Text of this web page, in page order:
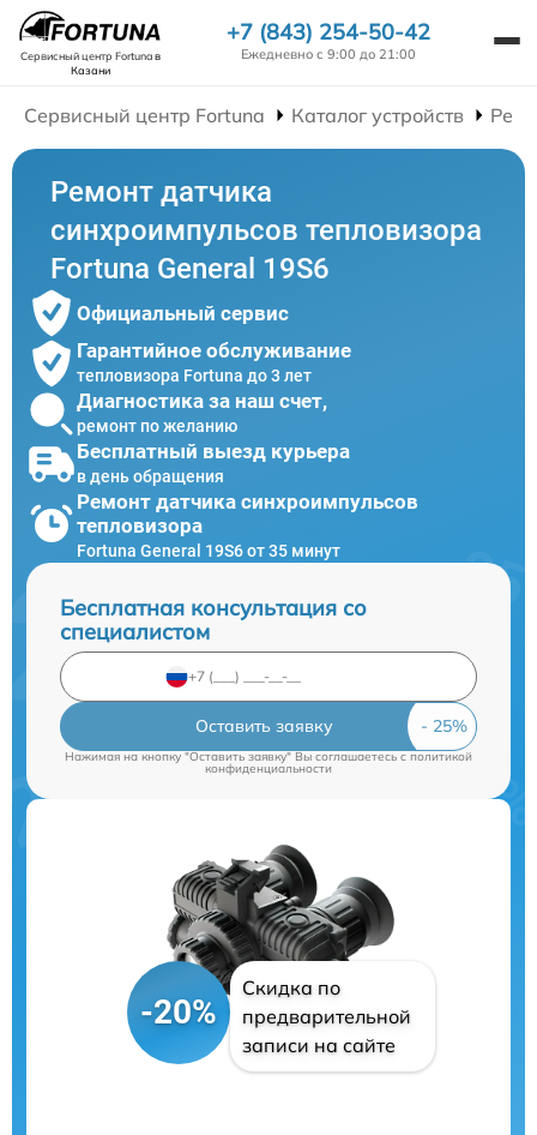
Сервисный центр Fortunaв
Казани
+7 (843) 254-50-42
Ежедневно с 9:00 до 21:00
Сервисный центр Fortuna Каталог устройств
Ремонт датчика
синхроимпульсов тепловизора
Fortuna General 19S6
Официальный сервис
Гарантийное обслуживание
тепловизора Fortuna до 3 лет
Диагностика за наш счет,
ремонт по желанию
Бесплатный выезд курьера
в день обращения
Ремонт датчика синхроимпульсов
тепловизора
Fortuna General 19S6 от 35 минут
Бесплатная консультация со
специалистом
Оставить заявку
Нажимая на кнопку "Оставить заявку" Вы соглашаетесь cполитикой
конфиденциальности
-20%
Скидка по
предварительной
записи на сайте